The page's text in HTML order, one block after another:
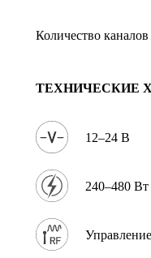
Количество
ТЕХНИЧЕСКИЕ
12–24 В
240–480 Вт